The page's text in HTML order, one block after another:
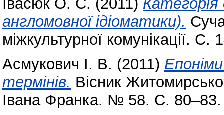
Івасюк О. С. (2011) Категорія
англомовної ідіоматики).
міжкультурної комунікації. С.
Асмукович І. В. (2011)
термінів. Вісник
Івана Франка. № 58. С.